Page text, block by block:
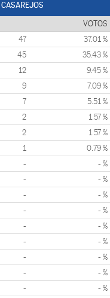
VOTOS
47 37.01 %
45 35.43 %
12 9.45 %
9 7.09 %
7 5.51 %
2 1.57 %
2 1.57 %
1 0.79 %
- - %
- - %
- - %
- - %
- - %
- - %
- - %
- - %
- - %